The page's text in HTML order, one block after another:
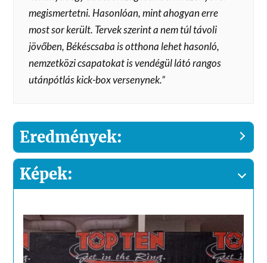
megismertetni. Hasonlóan, mint ahogyan erre
most sor került. Tervek szerint a nem túl távoli
jövőben, Békéscsaba is otthona lehet hasonló,
nemzetközi csapatokat is vendégül látó rangos
utánpótlás kick-box versenynek.”
Eredmények:
Képek: